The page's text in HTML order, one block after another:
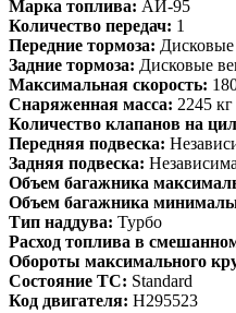
Марка топлива: АИ-95
Количество передач: 1
Передние тормоза:
Задние тормоза: Дисковые
Максимальная скорость:
Снаряженная масса: 2245 кг
Количество клапанов на
Передняя подвеска:
Задняя подвеска:
Объем багажника
Объем багажника
Тип наддува: Турбо
Расход топлива в
Обороты максимального
Состояние ТС: Standard
Код двигателя: H295523